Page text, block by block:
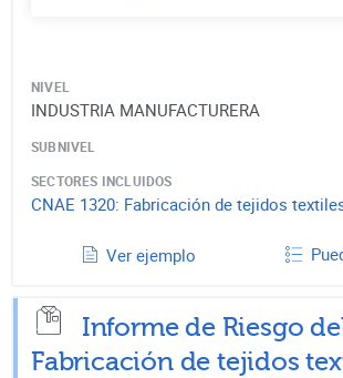
NIVEL
INDUSTRIA MANUFACTURERA
SUBNIVEL
SECTORES INCLUIDOS
CNAE 1320: Fabricación de tejidos
Ver ejemplo
Informe de Riesgo
Fabricación de tejidos